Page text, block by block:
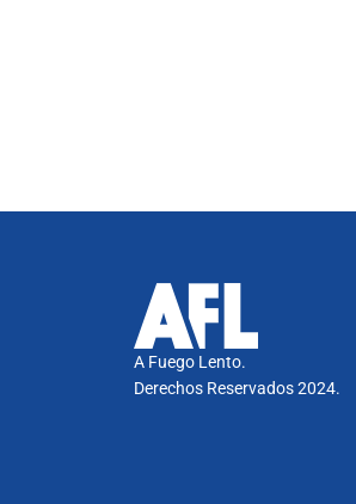
A Fuego Lento.
Derechos Reservados 2024.